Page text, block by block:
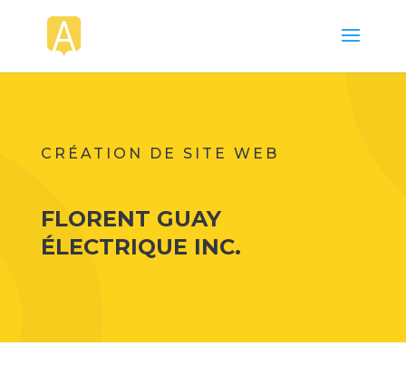
CRÉATION DE SITE WEB
FLORENT GUAY
ÉLECTRIQUE INC.